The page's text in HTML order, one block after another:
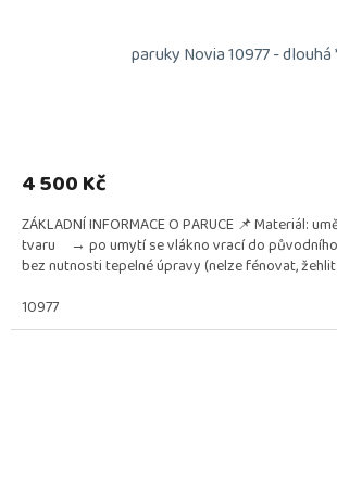
paruky Novia 10977 - dlouhá
4 500 Kč
ZÁKLADNÍ INFORMACE O PARUCE 📌 Materiál:
tvaru → po umytí se vlákno vrací do
bez nutnosti tepelné úpravy (nelze fénovat, žehlit
10977